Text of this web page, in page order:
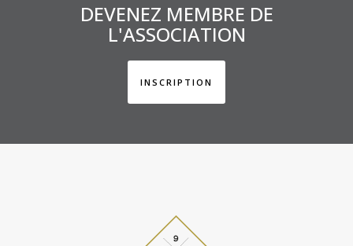
DEVENEZ MEMBRE DE
L'ASSOCIATION
INSCRIPTION